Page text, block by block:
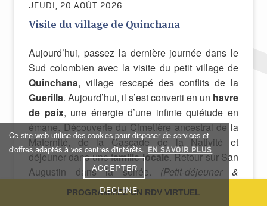
Ce site web utilise des cookies pour disposer de services et
d'offres adaptés à vos centres d'intérêts.
EN SAVOIR PLUS
DECLINE
ACCEPTER
PROGRAMMEZ UN RDV VIRTUEL
JEUDI, 20 AOÛT 2026
Visite du village de Quinchana
Aujourd’hui, passez la dernière journée dans le
Sud colombien avec la visite du petit village de
Quinchana, village rescapé des conflits de la
Guerilla. Aujourd’hui, il s’est converti en un havre
de paix, une énergie d’une infinie quiétude en
émane. Découverte du Cimetière ancestral de la
Maternité, de la Cascade de la Nativité et
déjeuner dans une famille locale. Retour sur San
Augustin dans la soirée. (Petit-déjeuner &
Déjeuner).